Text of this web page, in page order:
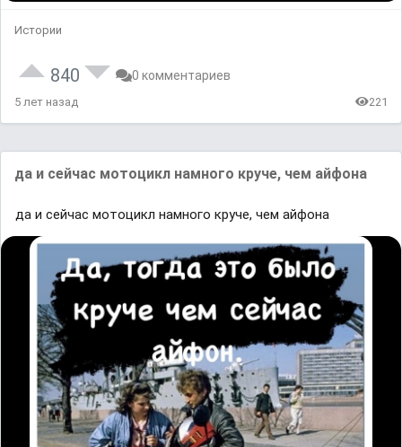
Истории
840 0 комментариев
5 лет назад 221
да и сейчас мотоцикл намного круче, чем айфона
да и сейчас мотоцикл намного круче, чем айфона